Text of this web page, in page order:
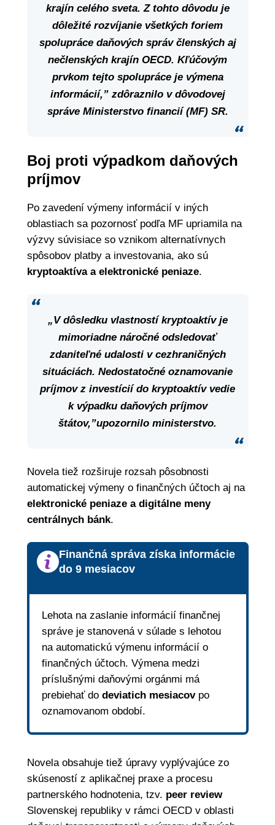
krajín celého sveta. Z tohto dôvodu je
dôležité rozvíjanie všetkých foriem
spolupráce daňových správ členských aj
nečlenských krajín OECD. Kľúčovým
prvkom tejto spolupráce je výmena
informácií,” zdôraznilo v dôvodovej
správe Ministerstvo financií (MF) SR.
Boj proti výpadkom daňových
príjmov
Po zavedení výmeny informácií v iných
oblastiach sa pozornosť podľa MF upriamila na
výzvy súvisiace so vznikom alternatívnych
spôsobov platby a investovania, ako sú
kryptoaktíva a elektronické peniaze.
„V dôsledku vlastností kryptoaktív je
mimoriadne náročné odsledovať
zdaniteľné udalosti v cezhraničných
situáciách. Nedostatočné oznamovanie
príjmov z investícií do kryptoaktív vedie
k výpadku daňových príjmov
štátov,”upozornilo ministerstvo.
Novela tiež rozširuje rozsah pôsobnosti
automatickej výmeny o finančných účtoch aj na
elektronické peniaze a digitálne meny
centrálnych bánk.
Finančná správa získa informácie
do 9 mesiacov
Lehota na zaslanie informácií finančnej
správe je stanovená v súlade s lehotou
na automatickú výmenu informácií o
finančných účtoch. Výmena medzi
príslušnými daňovými orgánmi má
prebiehať do deviatich mesiacovpo
oznamovanom období.
Novela obsahuje tiež úpravy vyplývajúce zo
skúseností z aplikačnej praxe a procesu
partnerského hodnotenia, tzv. peer review
Slovenskej republiky v rámci OECD v oblasti